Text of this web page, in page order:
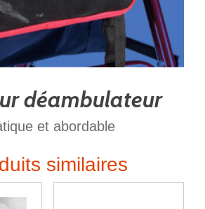
déambulateur
et abordable
similaires